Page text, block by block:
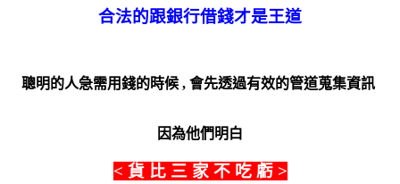
合法的跟銀行借錢才是王道
聰明的人急需用錢的時候 , 會先透過有效的管道蒐集資訊
因為他們明白
< 貨 比 三 家 不 吃 虧 >